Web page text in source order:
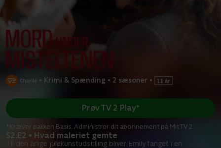
• Krimi & Spænding • 2 sæsoner •
S2:E2 • Hvad maleriet gemte
Til den årlige julekunstudstilling bliver Emily fanget i en
Prøv TV 2 Play*
*Kræver pakken Basis. Administrer dit abonnement på Mit TV 2.